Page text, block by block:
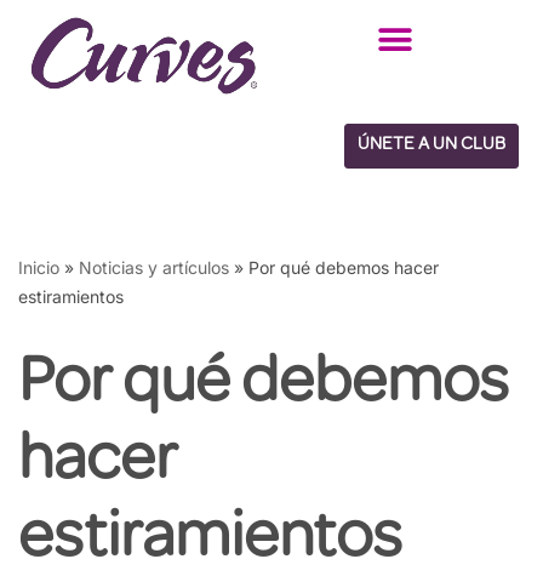
Saltar
ÚNETE A UN CLUB
Inicio » Noticias y artículos » Por qué debemos hacer
estiramientos
Por qué debemos
hacer
estiramientos